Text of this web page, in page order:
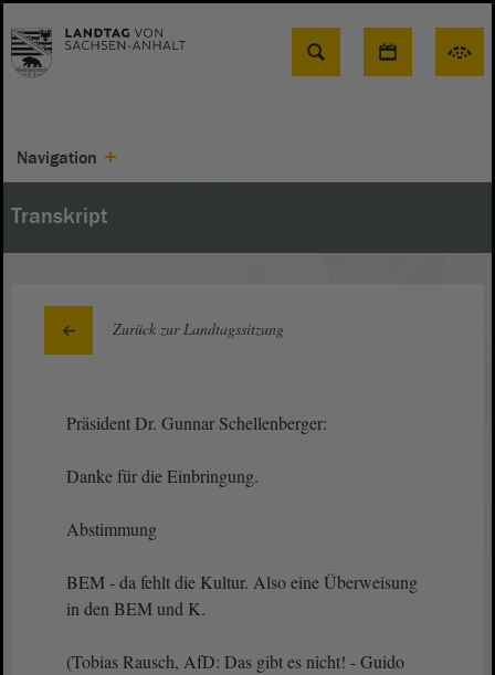
Suche
Navigation
Transkript
Zurück zur Landtagssitzung
Präsident Dr. Gunnar Schellenberger:
Danke für die Einbringung.
Abstimmung
BEM - da fehlt die Kultur. Also eine Überweisung
in den BEM und K.
(Tobias Rausch, AfD: Das gibt es nicht! - Guido